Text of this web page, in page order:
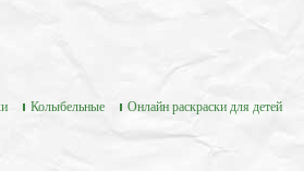
Колыбельные Онлайн раскраски для детей